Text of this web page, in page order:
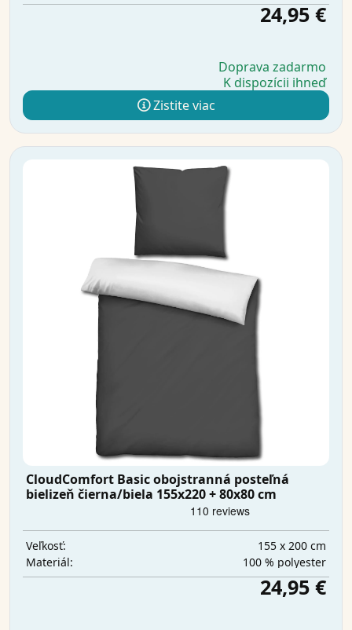
24,95 €
Doprava zadarmo
K dispozícii ihneď
Zistite viac
CloudComfort Basic obojstranná posteľná
bielizeň čierna/biela 155x220 + 80x80 cm
Veľkosť:
155 x 200 cm
Materiál:
100 % polyester
24,95 €